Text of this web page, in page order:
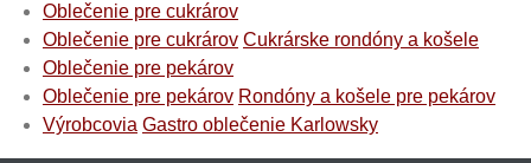
Oblečenie pre cukrárov
Oblečenie pre cukrárov Cukrárske rondóny a košele
Oblečenie pre pekárov
Oblečenie pre pekárov Rondóny a košele pre pekárov
Výrobcovia Gastro oblečenie Karlowsky